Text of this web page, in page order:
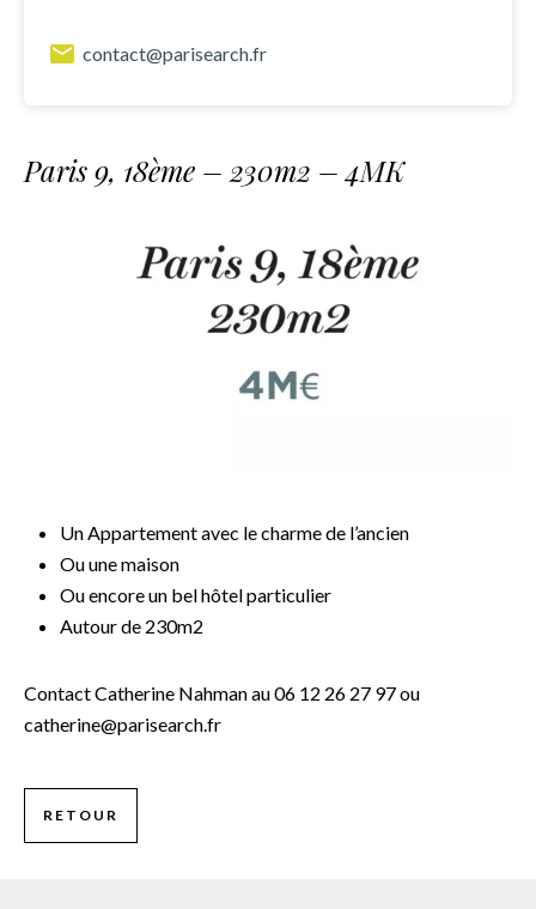
Paris 9, 18ème – 230m2 – 4MK
Un Appartement avec le charme de l’ancien
Ou une maison
Ou encore un bel hôtel particulier
Autour de 230m2
Contact Catherine Nahman au 06 12 26 27 97 ou
catherine@parisearch.fr
RETOUR
contact@parisearch.fr